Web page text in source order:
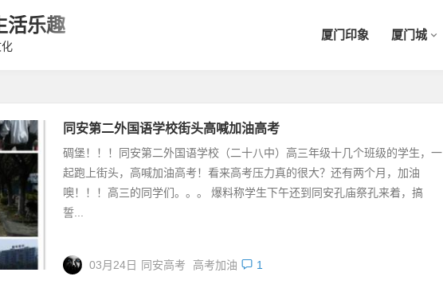
活乐趣 厦门印象 厦门城
同安第二外国语学校街头高喊加油高考
碉堡！！！同安第二外国语学校（二十八中）高三年级十几个班级的学生，一
起跑上街头，高喊加油高考！看来高考压力真的很大？还有两个月，加油
噢！！！高三的同学们。。。 爆料称学生下午还到同安孔庙祭孔来着，搞
誓...
03月24日 同安高考 高考加油 1